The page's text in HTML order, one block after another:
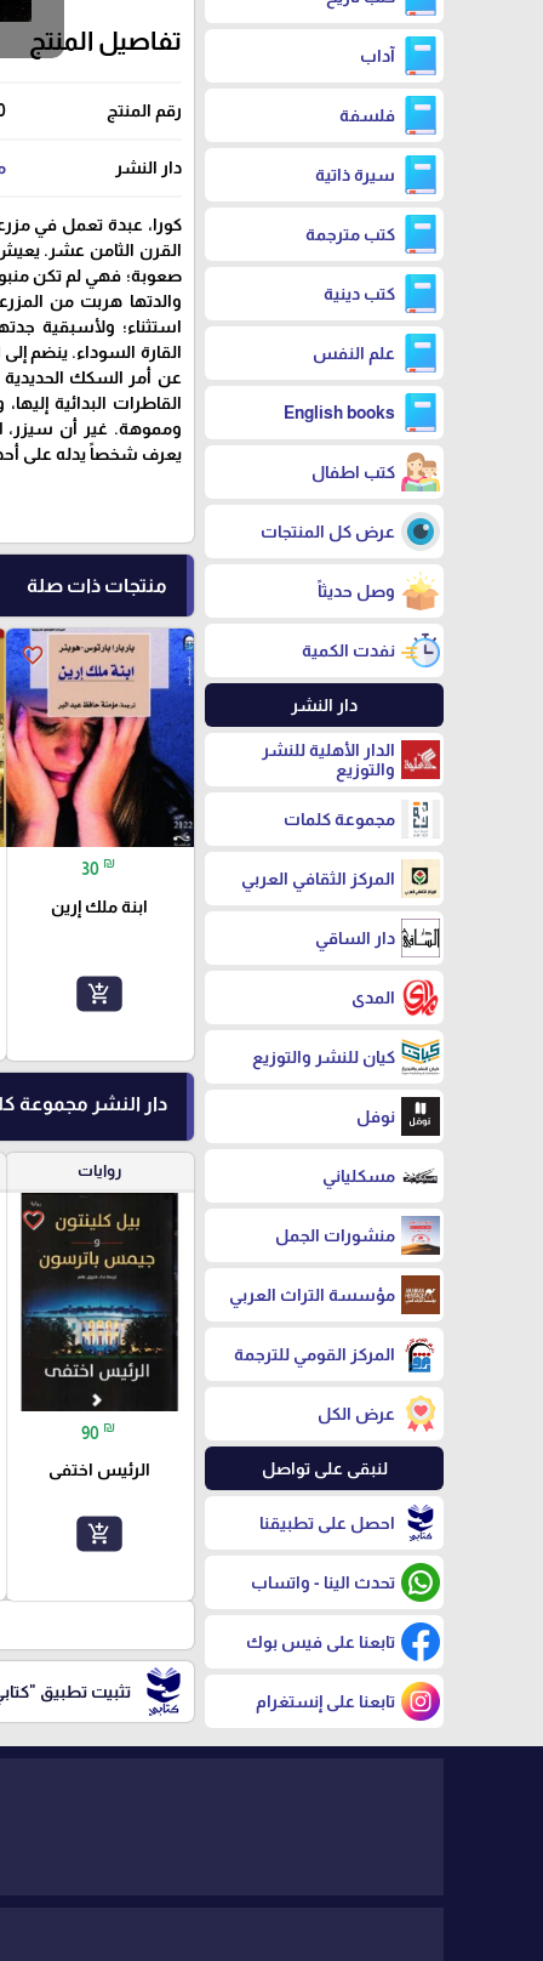
آداب
فلسفة
سيرة ذاتية
كتب مترجمة
كتب دينية
علم النفس
English books
كتب اطفال
عرض كل المنتجات
وصل حديثاً
نفدت الكمية
دار النشر
الدار الأهلية للنشر
والتوزيع
مجموعة كلمات
المركز الثقافي العربي
دار الساقي
المدى
كيان للنشر والتوزيع
نوفل
مسكلياني
منشورات الجمل
مؤسسة التراث العربي
المركز القومي للترجمة
عرض الكل
لنبقى على تواصل
احصل على تطبيقنا
تحدث الينا - واتساب
تابعنا على فيس بوك
تابعنا على إنستغرام
تفاصيل المنتج
رقم المنتج
دار النشر
كورا، عبدة تعمل في
القرن الثامن عشر.
صعوبة؛ فهي لم تكن
والدتها هربت من
استثناء؛ ولأسبقية
القارة السوداء. ينضم
عن أمر السكك
القاطرات البدائية
ومموهة. غير أن سيزر،
يعرف شخصاً يدله على أحد
منتجات ذات صلة
favorite_border
30 ₪
ابنة ملك إرين
add_shopping_cart
دار النشر مجموعة
روايات
favorite_border
90 ₪
الرئيس اختفى
add_shopping_cart
تثبيت تطبيق